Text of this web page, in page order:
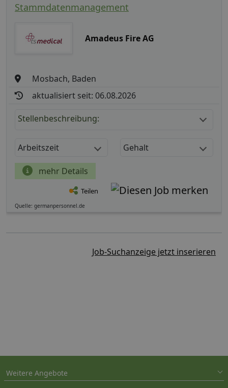
Stammdatenmanagement
Amadeus Fire AG
Mosbach, Baden
aktualisiert seit: 06.08.2026
Stellenbeschreibung:
Arbeitszeit Gehalt
mehr Details
Teilen
Quelle: germanpersonnel.de
Job-Suchanzeige jetzt inserieren
Weitere Angebote